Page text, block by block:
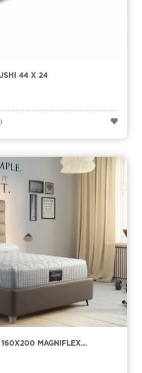
44 Х 24
MAGNIFLEX